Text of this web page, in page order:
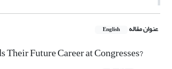
عنوان مقاله English
Future Career at Congresses?